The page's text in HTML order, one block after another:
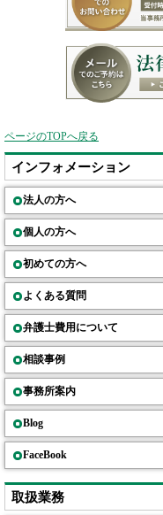
ページのTOPへ戻る
インフォメーション
法人の方へ
個人の方へ
初めての方へ
よくある質問
弁護士費用について
相談事例
事務所案内
Blog
FaceBook
取扱業務